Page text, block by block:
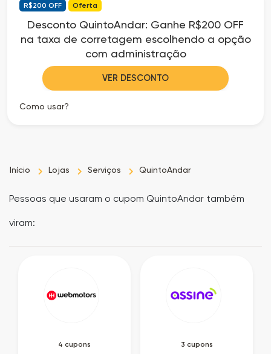
Todas
as
Ofertas
R$200 OFF Oferta
Desconto QuintoAndar: Ganhe R$200 OFF
na taxa de corretagem escolhendo a opção
com administração
VER DESCONTO
Como usar?
Início Lojas Serviços QuintoAndar
Pessoas que usaram o cupom QuintoAndar também
viram:
4 cupons 3 cupons